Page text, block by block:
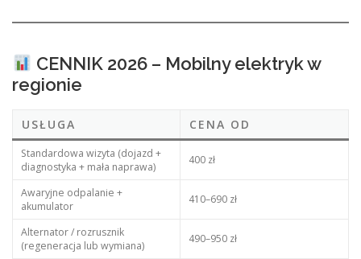
CENNIK 2026 – Mobilny elektryk w
regionie
USŁUGA CENA OD
Standardowa wizyta (dojazd +
diagnostyka + mała naprawa)
400 zł
Awaryjne odpalanie +
akumulator
410–690 zł
Alternator / rozrusznik
(regeneracja lub wymiana)
490–950 zł